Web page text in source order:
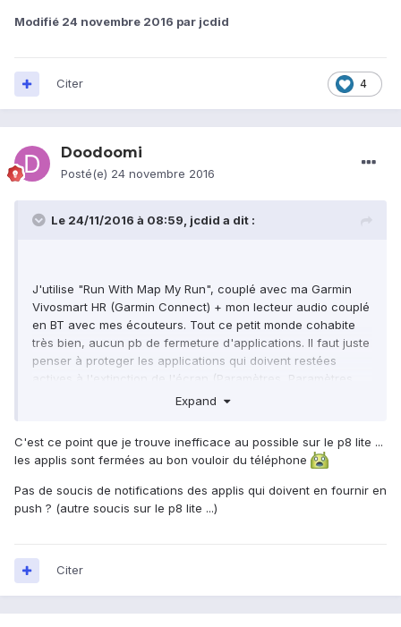
Modifié 24 novembre 2016 par jcdid
4
Citer
Doodoomi
Posté(e) 24 novembre 2016
Le 24/11/2016 à 08:59, jcdid a dit :
J'utilise "Run With Map My Run", couplé avec ma Garmin
Vivosmart HR (Garmin Connect) + mon lecteur audio couplé
en BT avec mes écouteurs. Tout ce petit monde cohabite
très bien, aucun pb de fermeture d'applications. Il faut juste
penser à proteger les applications qui doivent restées
actives à l'extinction de l'écran (Paramètres, Paramètres
avancés, Gestion de la baterrie, Applications protegées)
Expand
C'est ce point que je trouve inefficace au possible sur le p8 lite ...
les applis sont fermées au bon vouloir du téléphone
Pas de soucis de notifications des applis qui doivent en fournir en
push ? (autre soucis sur le p8 lite ...)
Citer